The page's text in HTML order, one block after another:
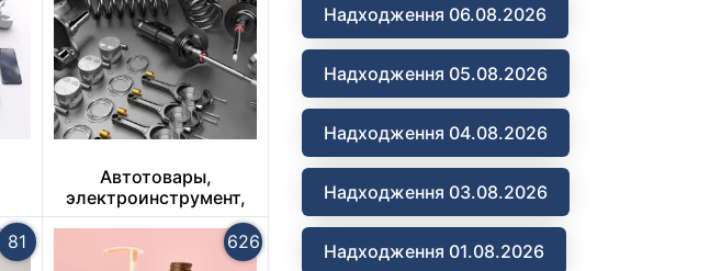
Автотовары,
электроинструмент,
ручной инструмент
81 626
Надходження 06.08.2026
Надходження 05.08.2026
Надходження 04.08.2026
Надходження 03.08.2026
Надходження 01.08.2026